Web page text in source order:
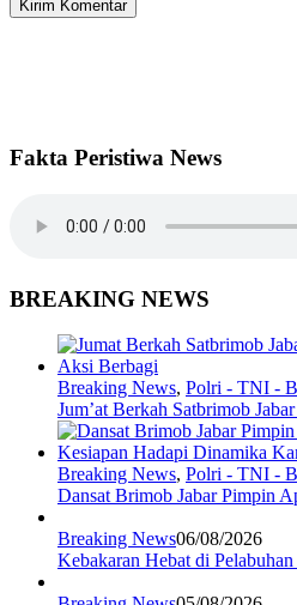
Fakta Peristiwa News
BREAKING NEWS
Breaking News, Polri - TNI -
Jum’at Berkah Satbrimob
Breaking News, Polri - TNI -
Dansat Brimob Jabar Pimpin
Breaking News06/08/2026
Kebakaran Hebat di